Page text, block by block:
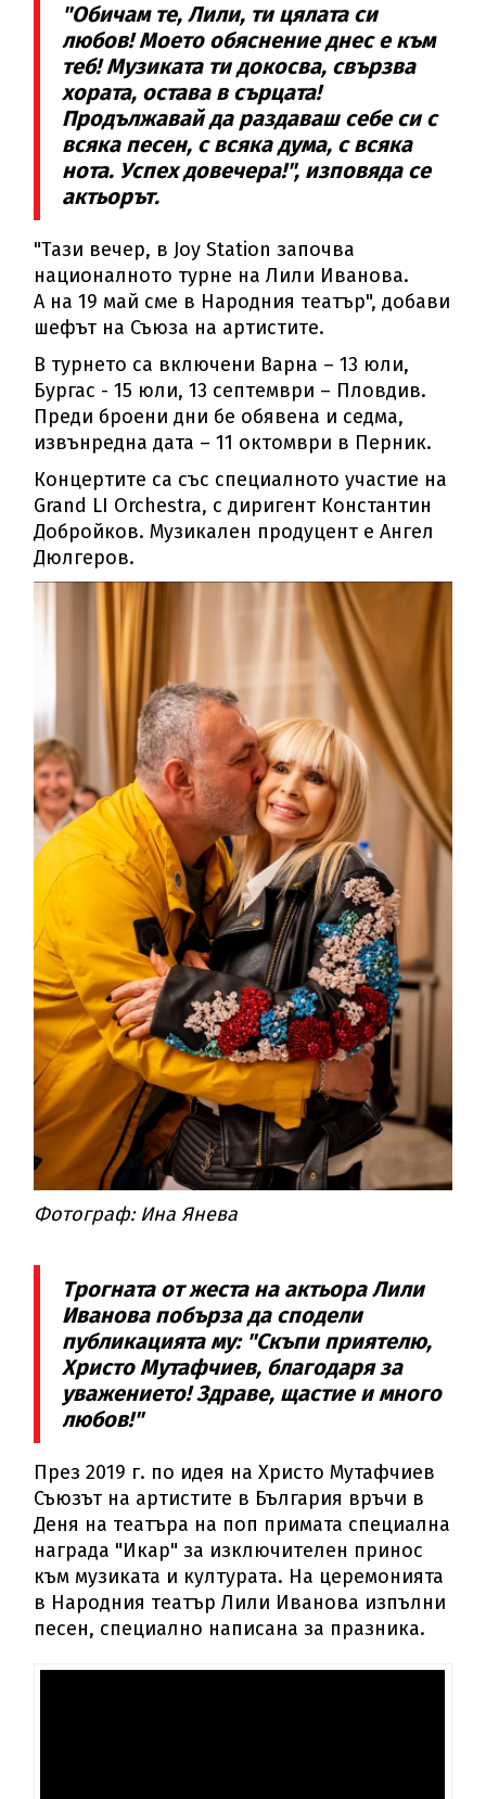
"Обичам те, Лили, ти цялата си
любов! Моето обяснение днес е към
теб! Музиката ти докосва, свързва
хората, остава в сърцата!
Продължавай да раздаваш себе си с
всяка песен, с всяка дума, с всяка
нота. Успех довечера!", изповяда се
актьорът.
"Тази вечер, в Joy Station започва
националното турне на Лили Иванова.
А на 19 май сме в Народния театър", добави
шефът на Съюза на артистите.
В турнето са включени Варна – 13 юли,
Бургас - 15 юли, 13 септември – Пловдив.
Преди броени дни бе обявена и седма,
извънредна дата – 11 октомври в Перник.
Концертите са със специалното участие на
Grand LI Orchestra, с диригент Константин
Добройков. Музикален продуцент е Ангел
Дюлгеров.
Фотограф: Ина Янева
Трогната от жеста на актьора Лили
Иванова побърза да сподели
публикацията му: "Скъпи приятелю,
Христо Мутафчиев, благодаря за
уважението! Здраве, щастие и много
любов!"
През 2019 г. по идея на Христо Мутафчиев
Съюзът на артистите в България връчи в
Деня на театъра на поп примата специална
награда "Икар" за изключителен принос
към музиката и културата. На церемонията
в Народния театър Лили Иванова изпълни
песен, специално написана за празника.